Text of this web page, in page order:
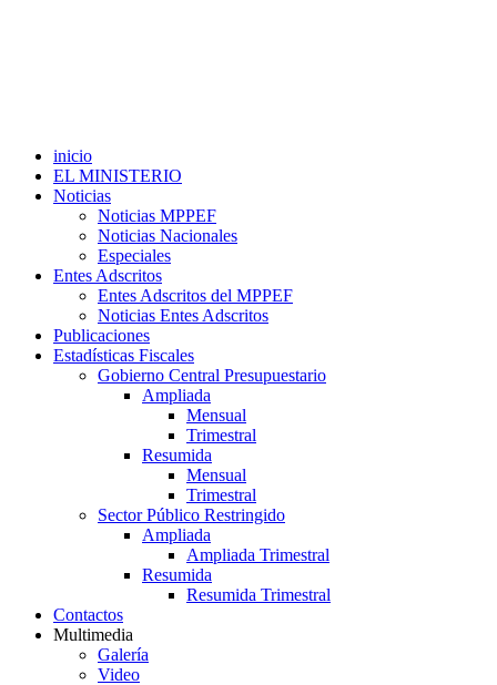
inicio
EL MINISTERIO
Noticias
Noticias MPPEF
Noticias Nacionales
Especiales
Entes Adscritos
Entes Adscritos del MPPEF
Noticias Entes Adscritos
Publicaciones
Estadísticas Fiscales
Gobierno Central Presupuestario
Ampliada
Mensual
Trimestral
Resumida
Mensual
Trimestral
Sector Público Restringido
Ampliada
Ampliada Trimestral
Resumida
Resumida Trimestral
Contactos
Multimedia
Galería
Video